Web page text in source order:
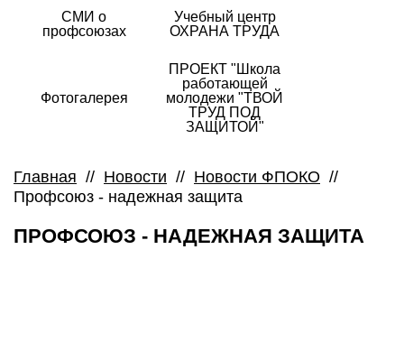
СМИ о
профсоюзах
Учебный центр
ОХРАНА ТРУДА
Фотогалерея
ПРОЕКТ "Школа
работающей
молодежи "ТВОЙ
ТРУД ПОД
ЗАЩИТОЙ"
Главная // Новости // Новости ФПОКО //
Профсоюз - надежная защита
ПРОФСОЮЗ - НАДЕЖНАЯ ЗАЩИТА